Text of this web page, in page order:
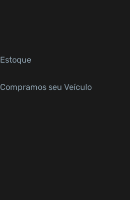
Estoque
Compramos seu Veículo